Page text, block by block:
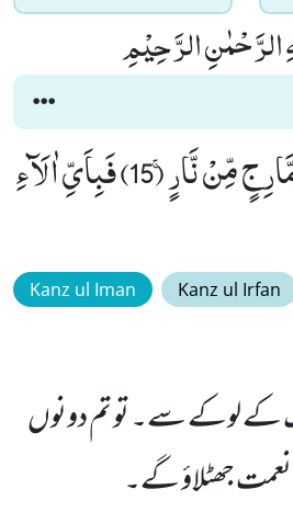
الرَّحْمٰنِ الرَّحِیْمِ
وَ خَلَقَ الْجَآنَّ مِنْ مَّارِجٍ مِّنْ نَّارٍۚ (15) فَبِاَیِّ اٰلَآءِ
Kanz ul Iman Kanz ul Irfan
آگ کے لوکے سے۔ تو تم دونوں
جھٹلاؤ گے۔